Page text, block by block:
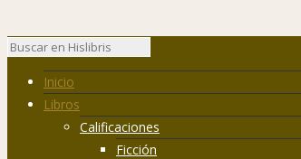
Inicio
Libros
Calificaciones
Ficción